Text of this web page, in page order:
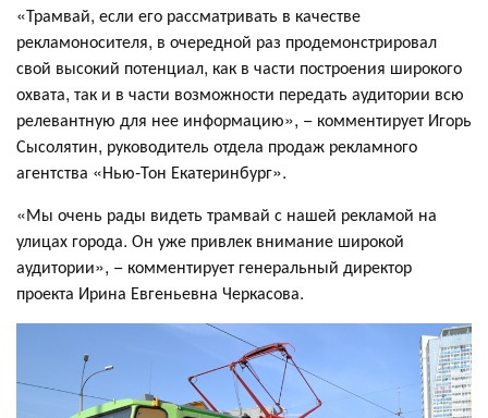
«Трамвай, если его рассматривать в качестве
рекламоносителя, в очередной раз продемонстрировал
свой высокий потенциал, как в части построения широкого
охвата, так и в части возможности передать аудитории всю
релевантную для нее информацию», − комментирует Игорь
Сысолятин, руководитель отдела продаж рекламного
агентства «Нью-Тон Екатеринбург».
«Мы очень рады видеть трамвай с нашей рекламой на
улицах города. Он уже привлек внимание широкой
аудитории», − комментирует генеральный директор
проекта Ирина Евгеньевна Черкасова.